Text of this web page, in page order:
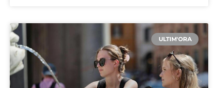
ULTIM'ORA